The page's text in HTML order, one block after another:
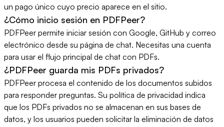
un pago único cuyo precio aparece en el sitio.
¿Cómo inicio sesión en PDFPeer?
PDFPeer permite iniciar sesión con Google, GitHub y correo
electrónico desde su página de chat. Necesitas una cuenta
para usar el flujo principal de chat con PDFs.
¿PDFPeer guarda mis PDFs privados?
PDFPeer procesa el contenido de los documentos subidos
para responder preguntas. Su política de privacidad indica
que los PDFs privados no se almacenan en sus bases de
datos, y los usuarios pueden solicitar la eliminación de datos